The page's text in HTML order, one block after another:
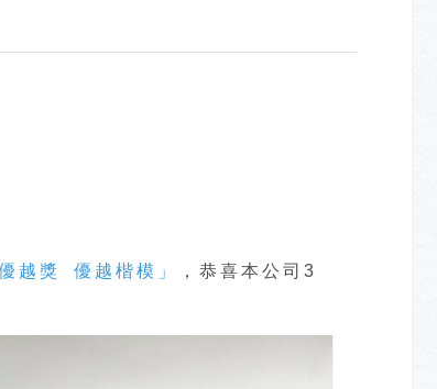
越獎 優越楷模」
，恭喜本公司3